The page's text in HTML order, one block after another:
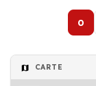
0
CARTE